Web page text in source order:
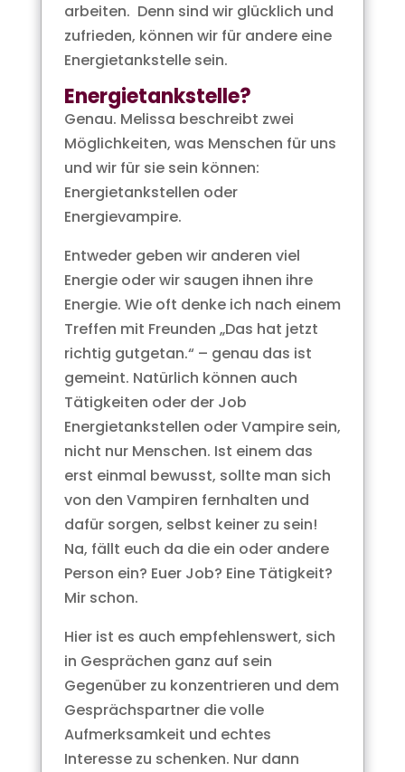
arbeiten. Denn sind wir glücklich und
zufrieden, können wir für andere eine
Energietankstelle sein.
Energietankstelle?
Genau. Melissa beschreibt zwei
Möglichkeiten, was Menschen für uns
und wir für sie sein können:
Energietankstellen oder
Energievampire.
Entweder geben wir anderen viel
Energie oder wir saugen ihnen ihre
Energie. Wie oft denke ich nach einem
Treffen mit Freunden „Das hat jetzt
richtig gutgetan.“ – genau das ist
gemeint. Natürlich können auch
Tätigkeiten oder der Job
Energietankstellen oder Vampire sein,
nicht nur Menschen. Ist einem das
erst einmal bewusst, sollte man sich
von den Vampiren fernhalten und
dafür sorgen, selbst keiner zu sein!
Na, fällt euch da die ein oder andere
Person ein? Euer Job? Eine Tätigkeit?
Mir schon.
Hier ist es auch empfehlenswert, sich
in Gesprächen ganz auf sein
Gegenüber zu konzentrieren und dem
Gesprächspartner die volle
Aufmerksamkeit und echtes
Interesse zu schenken. Nur dann